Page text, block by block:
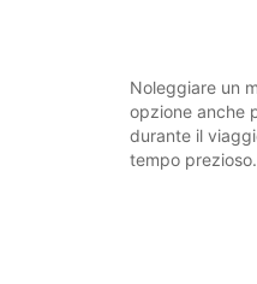
Noleggiare un
opzione anche
durante il
tempo prezioso.